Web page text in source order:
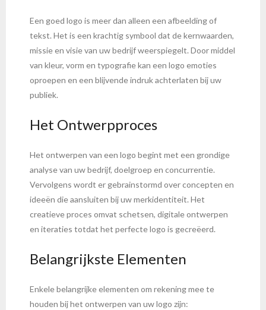
Een goed logo is meer dan alleen een afbeelding of
tekst. Het is een krachtig symbool dat de kernwaarden,
missie en visie van uw bedrijf weerspiegelt. Door middel
van kleur, vorm en typografie kan een logo emoties
oproepen en een blijvende indruk achterlaten bij uw
publiek.
Het Ontwerpproces
Het ontwerpen van een logo begint met een grondige
analyse van uw bedrijf, doelgroep en concurrentie.
Vervolgens wordt er gebrainstormd over concepten en
ideeën die aansluiten bij uw merkidentiteit. Het
creatieve proces omvat schetsen, digitale ontwerpen
en iteraties totdat het perfecte logo is gecreëerd.
Belangrijkste Elementen
Enkele belangrijke elementen om rekening mee te
houden bij het ontwerpen van uw logo zijn: